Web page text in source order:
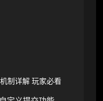
制详解 玩家必看